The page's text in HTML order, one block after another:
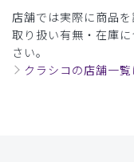
た。
ありがとうございま
商品：B16メンズ
店舗では実際に商品を
取り扱い有無・在庫
さい。
クラシコの店舗一覧